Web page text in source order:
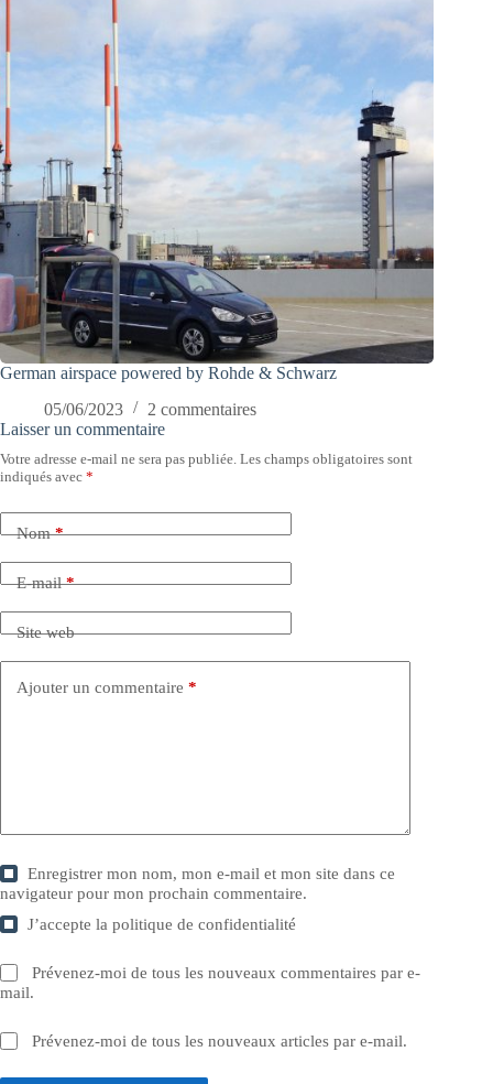
German airspace powered by Rohde & Schwarz
05/06/2023
2 commentaires
Laisser un commentaire
Votre adresse e-mail ne sera pas publiée. Les champs obligatoires sont
indiqués avec *
Nom*
E-mail*
Site web
Ajouter un commentaire *
Enregistrer mon nom, mon e-mail et mon site dans ce
navigateur pour mon prochain commentaire.
J’accepte lapolitique de confidentialité
Prévenez-moi de tous les nouveaux commentaires par e-
mail.
Prévenez-moi de tous les nouveaux articles par e-mail.